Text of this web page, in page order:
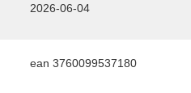
2026-06-04
ean 3760099537180